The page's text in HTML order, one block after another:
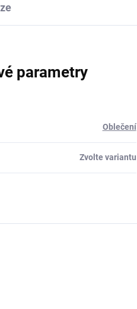
parametry
Oblečení
Zvolte variantu